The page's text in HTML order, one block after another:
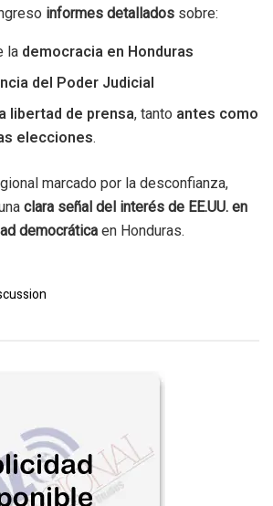
informes detallados sobre:
la democracia en Honduras
del Poder Judicial
libertad de prensa, tanto antes como
elecciones.
marcado por la desconfianza,
clara señal del interés de EE.UU. en
democrática en Honduras.